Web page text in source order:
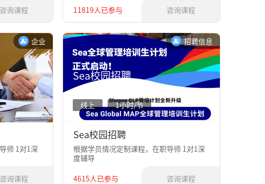
咨询课程
11819人已参与
咨询课程
企业
师 1对1深
咨询课程
招聘信息
Sea校园招聘
线上 1小时/节
Sea校园招聘
根据学员情况定制课程，在职导师 1对1深
度辅导
4615人已参与
咨询课程